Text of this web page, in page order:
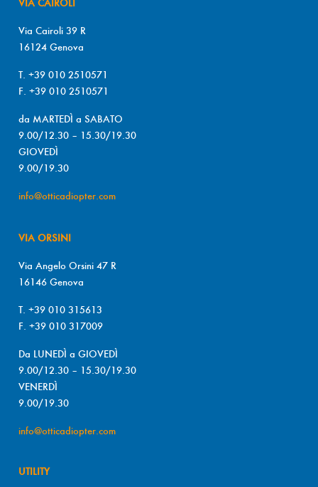
Via Cairoli 39 R
16124 Genova
T. +39 010 2510571
F. +39 010 2510571
da MARTEDÌ a SABATO
9.00/12.30 – 15.30/19.30
GIOVEDÌ
9.00/19.30
info@otticadiopter.com
VIA ORSINI
Via Angelo Orsini 47 R
16146 Genova
T. +39 010 315613
F. +39 010 317009
Da LUNEDÌ a GIOVEDÌ
9.00/12.30 – 15.30/19.30
VENERDÌ
9.00/19.30
info@otticadiopter.com
UTILITY